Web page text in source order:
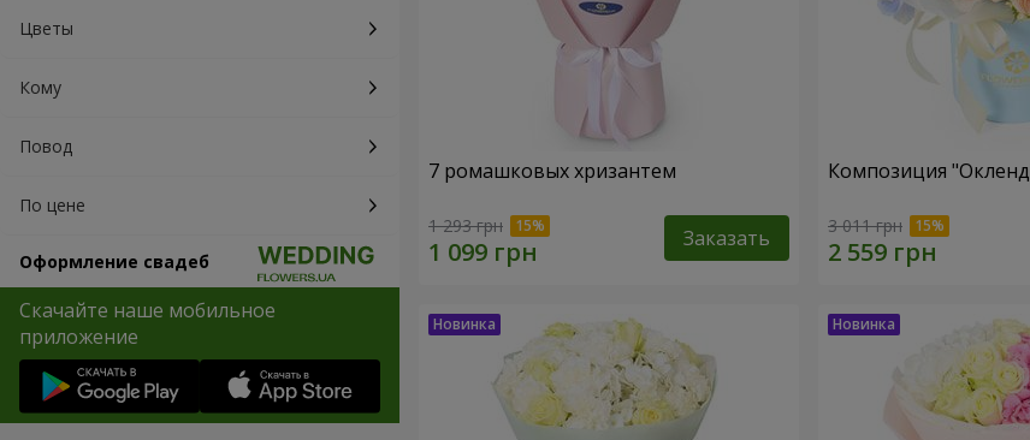
Цветы
Кому
Повод
По цене
Оформление свадеб
Скачайте наше мобильное
приложение
7 ромашковых хризантем
1 293 грн Заказать
Композиция
3 011 грн